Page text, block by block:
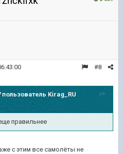
#8
пользователь Kirag_RU
правильнее
с этим все самолёты не